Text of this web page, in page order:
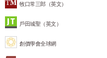
牧口常三郎（英文）
戶田城聖（英文）
創價學會全球網